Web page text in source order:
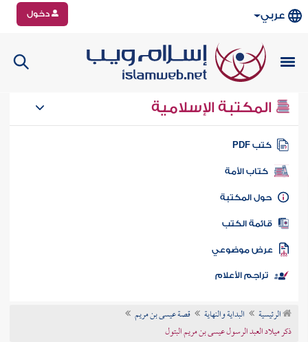
عربي دخول
المكتبة الإسلامية
كتب PDF
كتاب الأمة
المكتبة
الكتب
موضوعي
تراجم الأعلام
الرئيسية البداية والنهاية
قصة عيسى بن مريم
ذكر ميلاد العبد الرسول عيسى بن مريم البتول